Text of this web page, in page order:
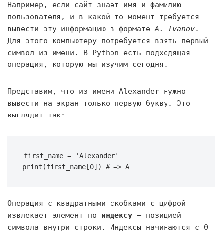
Например, если сайт знает имя и фамилию
пользователя, и в какой-то момент требуется
вывести эту информацию в форматеA. Ivanov.
Для этого компьютеру потребуется взять первый
символ из имени. В Python есть подходящая
операция, которую мы изучим сегодня.
Представим, что из имени Alexander нужно
вывести на экран только первую букву. Это
выглядит так:
first_name = 'Alexander'
print(first_name[0]) # => A
Операция с квадратными скобками с цифрой
извлекает элемент по индексу — позицией
символа внутри строки. Индексы начинаются с 0